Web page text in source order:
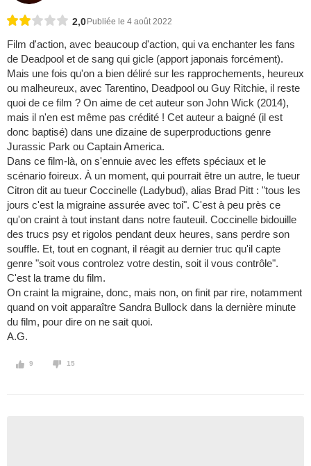
2,0 Publiée le 4 août 2022
Film d'action, avec beaucoup d'action, qui va enchanter les fans
de Deadpool et de sang qui gicle (apport japonais forcément).
Mais une fois qu'on a bien déliré sur les rapprochements, heureux
ou malheureux, avec Tarentino, Deadpool ou Guy Ritchie, il reste
quoi de ce film ? On aime de cet auteur son John Wick (2014),
mais il n'en est même pas crédité ! Cet auteur a baigné (il est
donc baptisé) dans une dizaine de superproductions genre
Jurassic Park ou Captain America.
Dans ce film-là, on s'ennuie avec les effets spéciaux et le
scénario foireux. À un moment, qui pourrait être un autre, le tueur
Citron dit au tueur Coccinelle (Ladybud), alias Brad Pitt : "tous les
jours c'est la migraine assurée avec toi". C'est à peu près ce
qu'on craint à tout instant dans notre fauteuil. Coccinelle bidouille
des trucs psy et rigolos pendant deux heures, sans perdre son
souffle. Et, tout en cognant, il réagit au dernier truc qu'il capte
genre "soit vous controlez votre destin, soit il vous contrôle".
C'est la trame du film.
On craint la migraine, donc, mais non, on finit par rire, notamment
quand on voit apparaître Sandra Bullock dans la dernière minute
du film, pour dire on ne sait quoi.
A.G.
9 15